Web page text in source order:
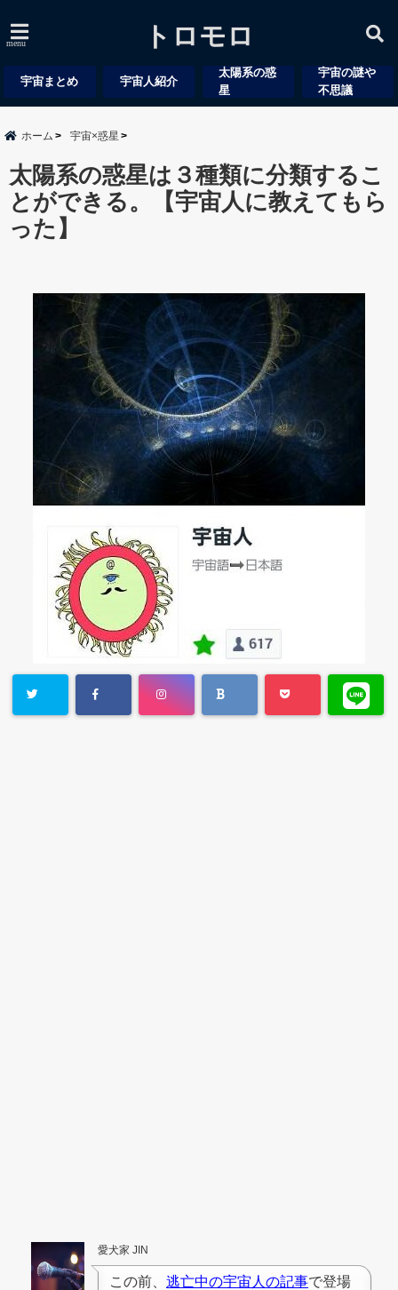
menu トロモロ
宇宙まとめ 宇宙人紹介
太陽系の惑
星
宇宙の謎や
不思議
ホーム 宇宙×惑星
太陽系の惑星は３種類に分類するこ
とができる。【宇宙人に教えてもら
った】
愛犬家 JIN
この前、 逃亡中の宇宙人の記事で登場